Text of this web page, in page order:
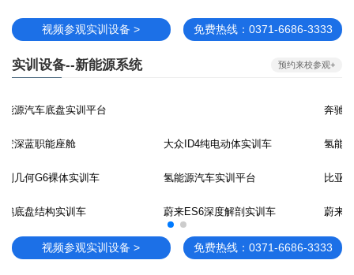
视频参观实训设备 > 免费热线：0371-6686-3333
实训设备--新能源系统 预约来校参观+
奔驰透明车实训平台
氢能源实验实训平台 丰田纯电动透明车实训平台
比亚迪秦EV透明实训车 小鹏实验实训平台
蔚来透明车实训平台 比亚迪秦EV透明实训车
视频参观实训设备 > 免费热线：0371-6686-3333